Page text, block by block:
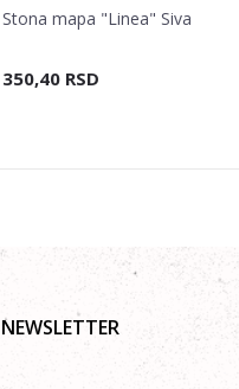
Stona mapa "Linea" Siva
350,40 RSD
NEWSLETTER